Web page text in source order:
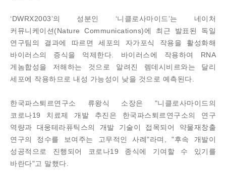
‘DWRX2003’의 성분인 ‘니클로사마이드’는 네이처
커뮤니케이션(Nature Communications)에 최근 발표된 독일
연구팀의 결과에 따르면 세포의 자가포식 작용을 활성화해
바이러스의 증식을 억제한다. 바이러스에 작용하여 RNA
게놈합성을 저해하는 것으로 알려진 렘데시비르와는 달리
세포에 작용하므로 내성 가능성이 낮을 것으로 예측된다.
한국파스퇴르연구소 류왕식 소장은 "니클로사마이드의
코로나19 치료제 개발 추진은 한국파스퇴르연구소의 연구
역량과 대웅테라퓨틱스의 개발 기술이 접목되어 약물재창출
연구의 정수를 보여주는 고무적인 사례"라며, "후속 개발이
성공적으로 진행되어 코로나19 종식에 기여할 수 있기를
바란다"고 말했다.